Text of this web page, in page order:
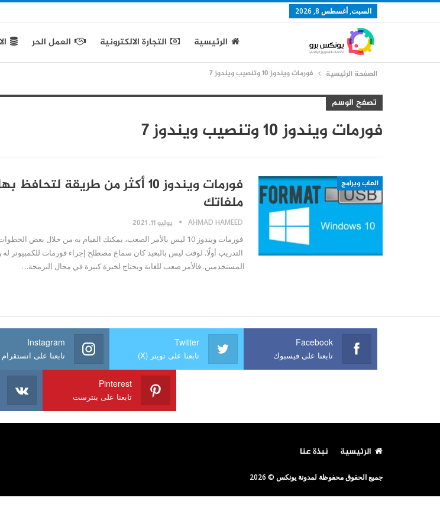
السبت, أغسطس 8, 2026
الرئيسية التجارة الالكترونية العمل الحر
الصفحة الرئيسية فورمات ويندوز 10 وتنصيب ويندوز 7
تصفح الوسم
فورمات ويندوز 10 وتنصيب ويندوز 7
العاب وبرامج
فورمات ويندوز 10 أكثر من طريقة
ملفاتك
AHMAD HAMEED يوليو 11, 2021
فورمات ويندوز 10 ليس بالأمر الصعب، يمكنك القيام به من خلال بعض
التدريب أولًا. لوقت ليس بالبعيد كان سماع مصطلح إجراء فورمات للكمبيوتر
المستخدمين. فالأمر صعب للغاية ويحتاج لخبرة كبيرة في مجال البرمجة…
Facebook
تابعنا على فيسبوك
Twitter
تابعنا على تويتر (X)
Instagram
تابعنا على انستقرام
Pinterest
تابعنا على بنترست
الرئيسية نبذة عنا
جميع الحقوق محفوظة لمدونة يونكس © 2026